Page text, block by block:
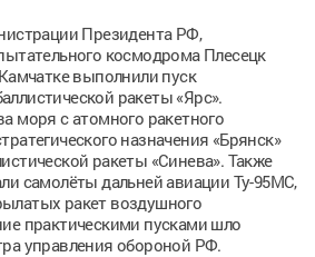
Президента РФ,
космодрома Плесецк
выполнили пуск
ракеты «Ярс».
моря с атомного ракетного
назначения «Брянск»
ракеты «Синева». Также
самолёты дальней авиации Ту-95МС,
ракет воздушного
практическими пусками шло
управления обороной РФ.